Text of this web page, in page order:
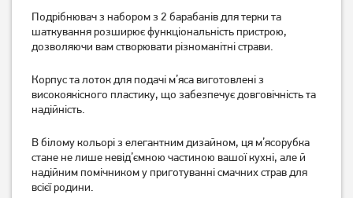
М'ясорубка Bosch
5 899грн
4 599грн
М'ясорубка Grunhelm
Подрібнювач з набором з 2 барабанів для терки та
шаткування розширює функціональність пристрою,
дозволяючи вам створювати різноманітні страви.
Корпус та лоток для подачі м’яса виготовлені з
високоякісного пластику, що забезпечує довговічність та
надійність.
В білому кольорі з елегантним дизайном, ця м’ясорубка
стане не лише невід’ємною частиною вашої кухні, але й
надійним помічником у приготуванні смачних страв для
всієї родини.